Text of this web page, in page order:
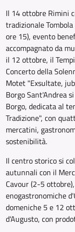
Il 14 ottobre Rimini
tradizionale
ore 15), evento
accompagnato da
il 12 ottobre, il
Concerto della
Motet "Exsultate,
Borgo Sant'Andrea
Borgo, dedicata al
Tradizione", con
mercatini,
sostenibilità.
Il centro storico si
autunnali con il
Cavour (2-5
enogastronomiche
domeniche 5 e 12
d'Augusto, con